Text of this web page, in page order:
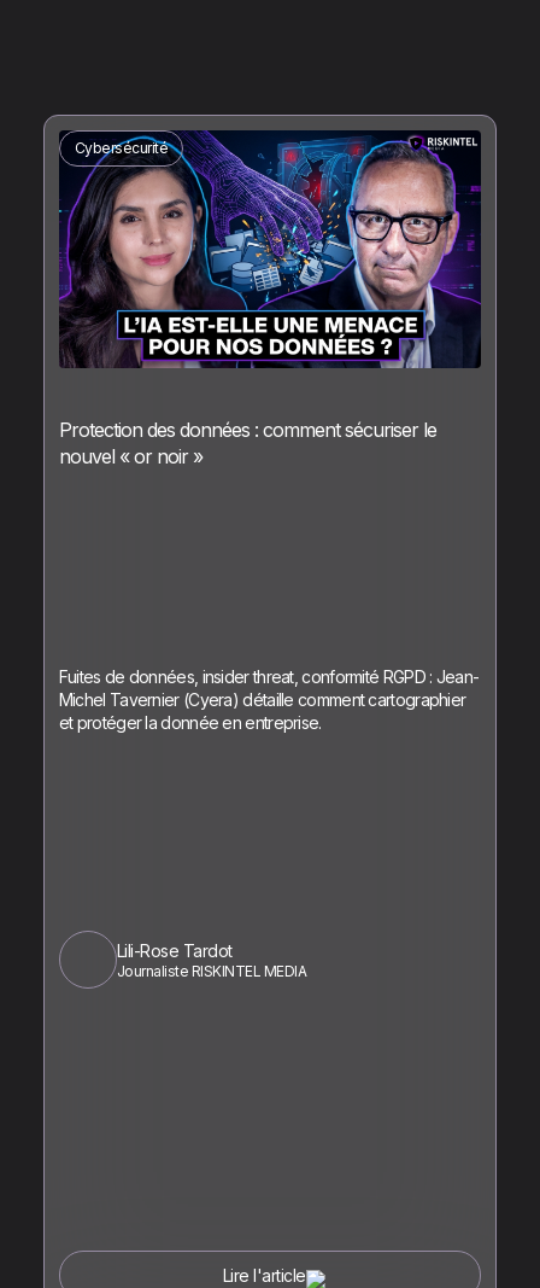
Cybersécurité
Protection des données : comment sécuriser le
nouvel « or noir »
Fuites de données, insider threat, conformité RGPD : Jean-
Michel Tavernier (Cyera) détaille comment cartographier
et protéger la donnée en entreprise.
Lili-Rose Tardot
Journaliste RISKINTEL MEDIA
Lire l'article